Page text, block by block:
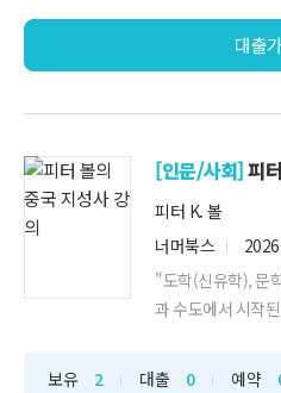
적인 비즈니스 중
였던 기업체는대출
[인문/사회]피
피터 K. 볼
너머북스
"도학(신유학), 문
과 수도에서 시작
제 L"
보유 2 대출 0 예약